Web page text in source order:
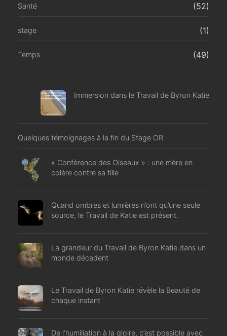
Santé (52)
stage (1)
Temps (49)
Immersion dans le Travail de Byron Katie
Quelques témoignages à la fin du Stage OR
« Conférence des Oiseaux » : une mère en
colère contre sa fille
Quand ombres et lumières n’ont qu’une seule
source, le Travail de Katie est présent.
La grandeur du Travail de Byron Katie dans un
monde décadent
Le Travail de Byron Katie révèle la Beauté de
chaque instant
De l’humiliation à la gloire, c’est possible avec